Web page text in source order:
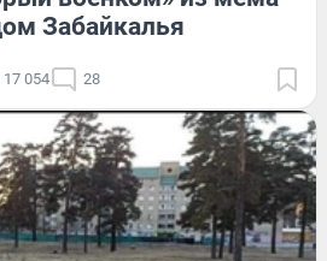
Забайкалья
17 054 28